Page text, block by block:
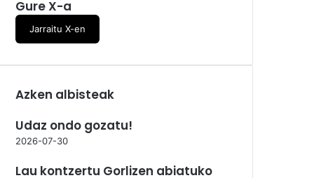
Gure X-a
Jarraitu X-en
Azken albisteak
Udaz ondo gozatu!
2026-07-30
Lau kontzertu Gorlizen abiatuko